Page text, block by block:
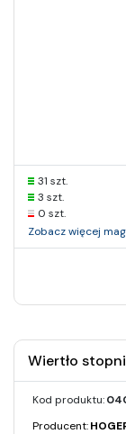
31 szt.
3 szt.
0 szt.
Zobacz więcej
Wiertło
Kod produktu:
Producent: